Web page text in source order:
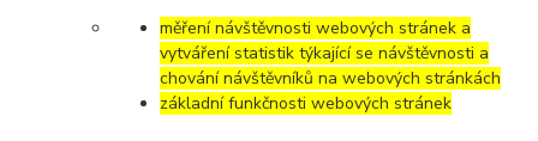
měření návštěvnosti webových stránek a
vytváření statistik týkající se návštěvnosti a
chování návštěvníků na webových stránkách
základní funkčnosti webových stránek